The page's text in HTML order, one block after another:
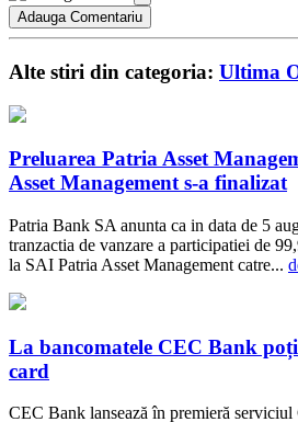
Alte stiri din categoria: Ultima
Preluarea Patria Asset
Asset Management s-a finalizat
Patria Bank SA anunta ca in data de 5
tranzactia de vanzare a participatiei de
la SAI Patria Asset Management catre...
La bancomatele CEC Bank
card
CEC Bank lansează în premieră serviciul